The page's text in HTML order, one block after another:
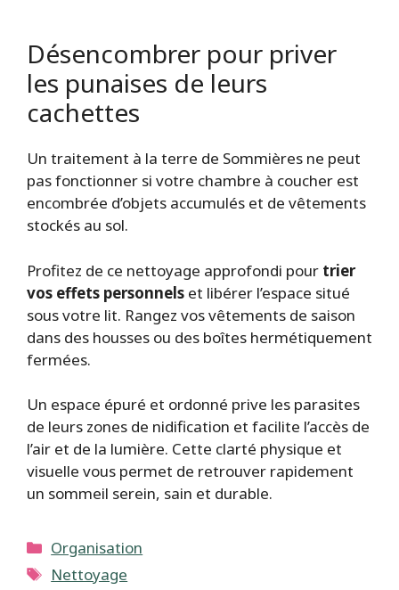
Désencombrer pour priver
les punaises de leurs
cachettes
Un traitement à la terre de Sommières ne peut
pas fonctionner si votre chambre à coucher est
encombrée d’objets accumulés et de vêtements
stockés au sol.
Profitez de ce nettoyage approfondi pour trier
vos effets personnels et libérer l’espace situé
sous votre lit. Rangez vos vêtements de saison
dans des housses ou des boîtes hermétiquement
fermées.
Un espace épuré et ordonné prive les parasites
de leurs zones de nidification et facilite l’accès de
l’air et de la lumière. Cette clarté physique et
visuelle vous permet de retrouver rapidement
un sommeil serein, sain et durable.
Catégories
Organisation
Étiquettes
Nettoyage